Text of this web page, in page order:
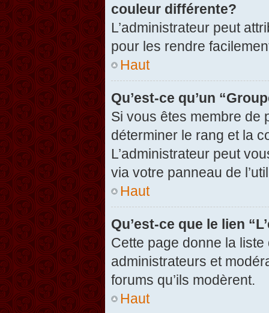
couleur différente?
L’administrateur peut
pour les rendre
Haut
Qu’est-ce qu’un
Si vous êtes membre de
déterminer le rang et la
L’administrateur peut
via votre panneau de
Haut
Qu’est-ce que le lien
Cette page donne la
administrateurs et
forums qu’ils modèrent.
Haut